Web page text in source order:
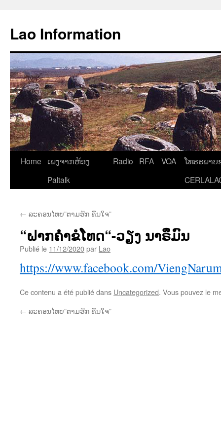
contenu
Lao Information
Home
ເພງຈາກຫ້ອງ
Paltalk
Radio RFA VOA
ໂທຣະພາບ
← ລະຄອນໄທຍ”ຕາມຮັກ ຄືນໃຈ”
“ຝາກຄຳຂໍໂທດ“-ວຽງ ນາຣຶມົນ
Publié le 11/12/2020par Lao
https://www.facebook.com/
Ce contenu a été publié dans Uncategorized. Vous pouvez le
← ລະຄອນໄທຍ”ຕາມຮັກ ຄືນໃຈ”